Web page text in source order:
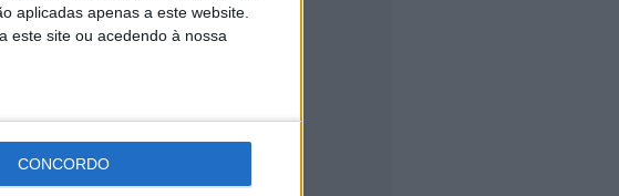
aplicadas apenas a este website.
este site ou acedendo à nossa
CONCORDO